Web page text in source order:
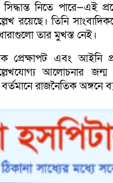
নিতে পারে—এই
রয়েছে। তিনি
তার মুখস্ত নেই।
প্রেক্ষাপট এবং আইনি
আলোচনার
রাজনৈতিক